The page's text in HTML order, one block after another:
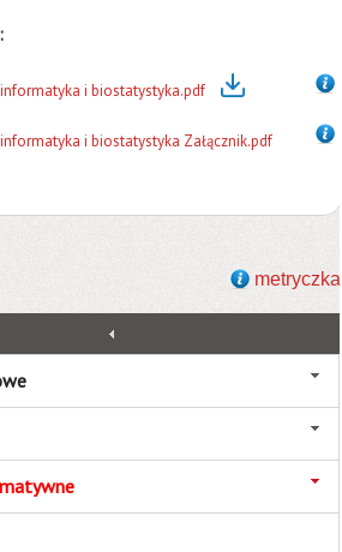
i biostatystyka.pdf
i biostatystyka Załącznik.pdf
metryczka